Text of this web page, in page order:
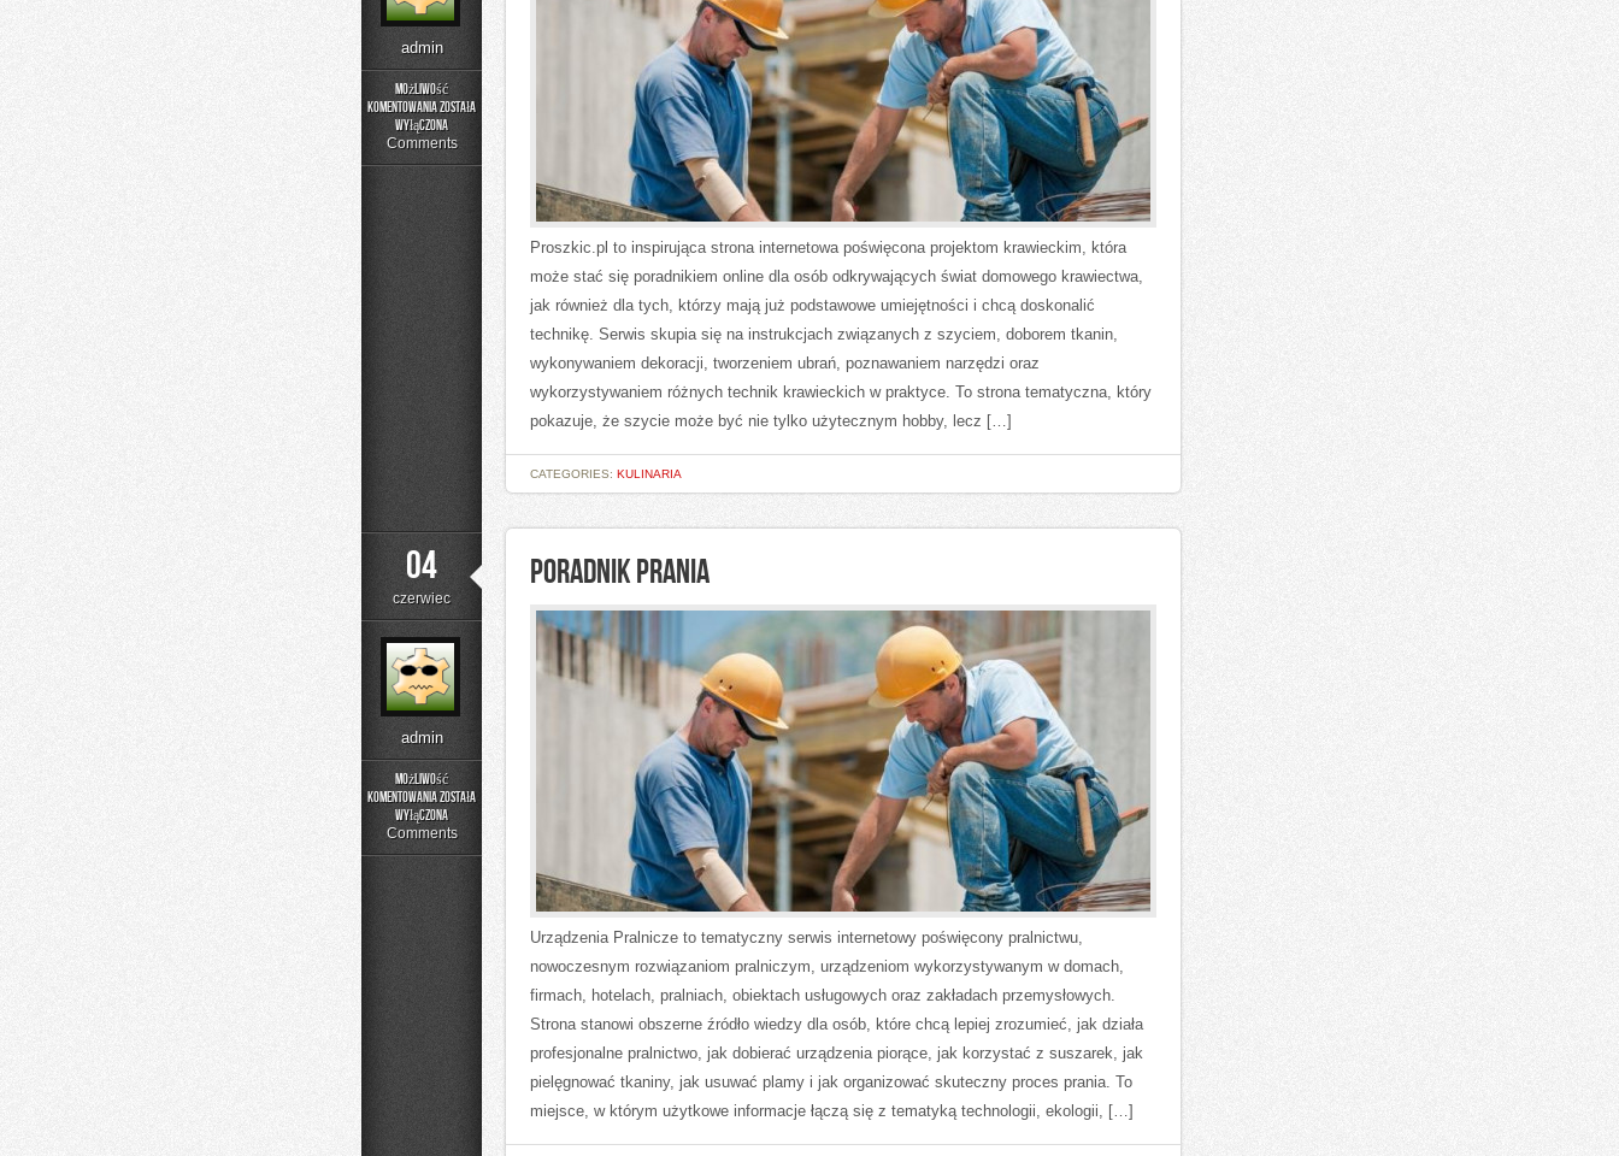
admin
Możliwość
komentowania
Projekty
Kroku
została
wyłączona
Comments
Proszkic.pl to inspirująca strona internetowa poświęcona projektom krawieckim, która
może stać się poradnikiem online dla osób odkrywających świat domowego krawiectwa,
jak również dla tych, którzy mają już podstawowe umiejętności i chcą doskonalić
technikę. Serwis skupia się na instrukcjach związanych z szyciem, doborem tkanin,
wykonywaniem dekoracji, tworzeniem ubrań, poznawaniem narzędzi oraz
wykorzystywaniem różnych technik krawieckich w praktyce. To strona tematyczna, który
pokazuje, że szycie może być nie tylko użytecznym hobby, lecz […]
CATEGORIES: KULINARIA
04
czerwiec
admin
Możliwość
komentowania
Poradnik
Prania
została
wyłączona
Comments
PORADNIK PRANIA
Urządzenia Pralnicze to tematyczny serwis internetowy poświęcony pralnictwu,
nowoczesnym rozwiązaniom pralniczym, urządzeniom wykorzystywanym w domach,
firmach, hotelach, pralniach, obiektach usługowych oraz zakładach przemysłowych.
Strona stanowi obszerne źródło wiedzy dla osób, które chcą lepiej zrozumieć, jak działa
profesjonalne pralnictwo, jak dobierać urządzenia piorące, jak korzystać z suszarek, jak
pielęgnować tkaniny, jak usuwać plamy i jak organizować skuteczny proces prania. To
miejsce, w którym użytkowe informacje łączą się z tematyką technologii, ekologii, […]